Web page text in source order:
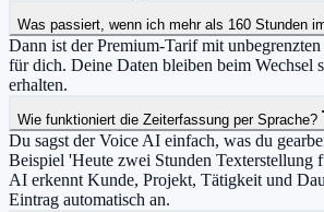
Was passiert, wenn ich mehr als 160 Stunden
Dann ist der Premium-Tarif mit
für dich. Deine Daten bleiben beim Wechsel
erhalten.
Wie funktioniert die Zeiterfassung per Sprache?
Du sagst der Voice AI einfach, was du
Beispiel 'Heute zwei Stunden Texterstellung
AI erkennt Kunde, Projekt, Tätigkeit und
Eintrag automatisch an.